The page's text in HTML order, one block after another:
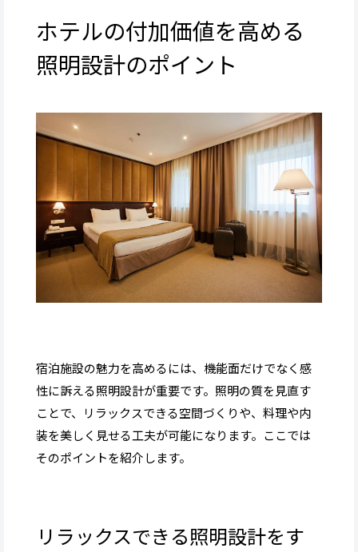
ホテルの付加価値を高める
照明設計のポイント
宿泊施設の魅力を高めるには、機能面だけでなく感
性に訴える照明設計が重要です。照明の質を見直す
ことで、リラックスできる空間づくりや、料理や内
装を美しく見せる工夫が可能になります。ここでは
そのポイントを紹介します。
リラックスできる照明設計をす